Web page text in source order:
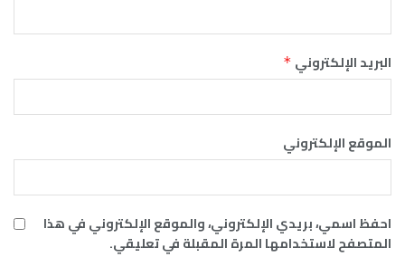
البريد الإلكتروني *
الموقع الإلكتروني
احفظ اسمي، بريدي الإلكتروني، والموقع الإلكتروني في هذا
المتصفح لاستخدامها المرة المقبلة في تعليقي.